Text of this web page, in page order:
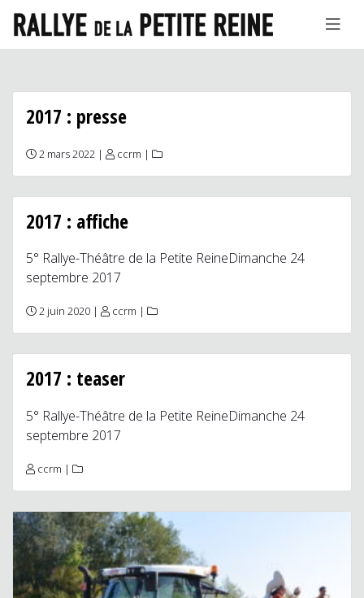
2017 : presse
2 mars 2022 | ccrm |
2017 : affiche
5° Rallye-Théâtre de la Petite ReineDimanche 24
septembre 2017
2 juin 2020 | ccrm |
2017 : teaser
5° Rallye-Théâtre de la Petite ReineDimanche 24
septembre 2017
ccrm |